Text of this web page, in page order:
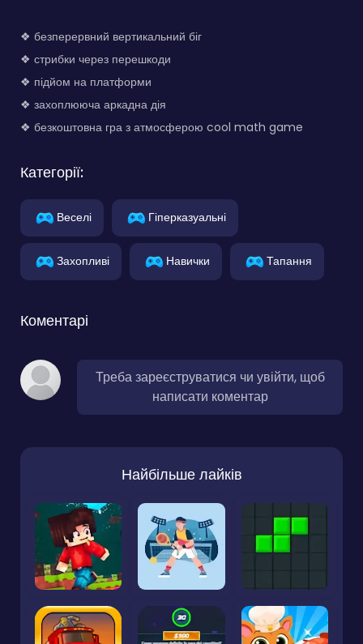
❖ безперервний вертикальний біг
❖ стрибки через перешкоди
❖ підйом на платформи
❖ захоплююча аркадна дія
❖ безкоштовна гра з атмосферою cool math game
Категорії:
Веселі Гіперказуальні
Захопливі Навички Тапання
Коментарі
Треба зареєструватися чи увійти, щоб
написати коментар
Найбільше лайків